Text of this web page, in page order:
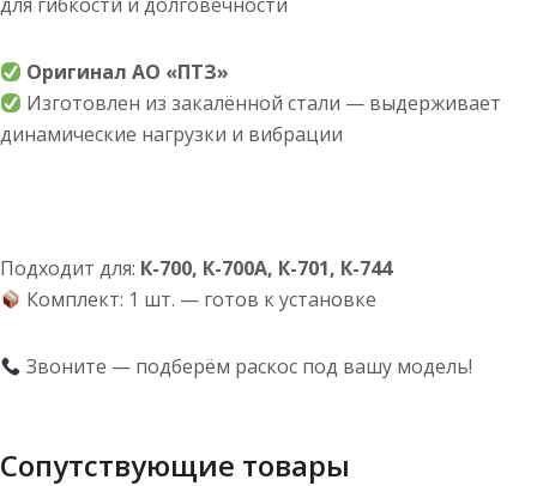
Оригинал АО «ПТЗ»
Изготовлен из закалённой стали — выдерживает
динамические нагрузки и вибрации
Подходит для: К-700, К-700А, К-701, К-744
Комплект: 1 шт. — готов к установке
Звоните — подберём раскос под вашу модель!
Сопутствующие товары